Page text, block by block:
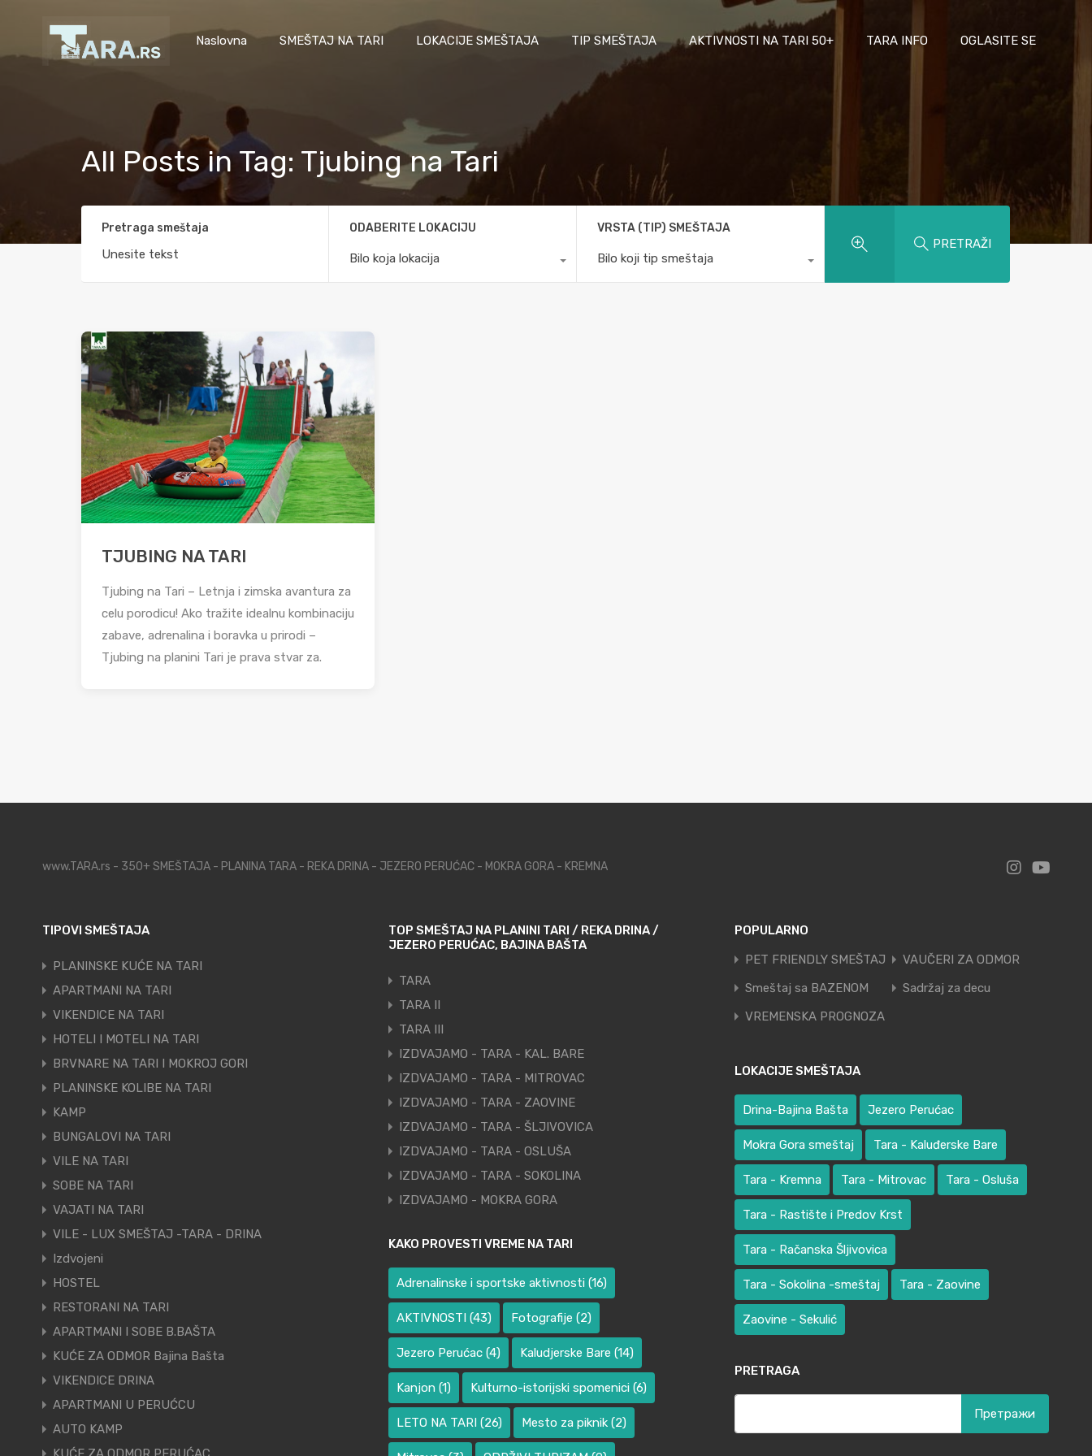
Naslovna SMEŠTAJ NA TARI LOKACIJE SMEŠTAJA TIP SMEŠTAJA AKTIVNOSTI NA TARI 50+ TARA INFO OGLASITE SE
All Posts in Tag: Tjubing na Tari
Pretraga smeštaja ODABERITE LOKACIJU
Bilo koja lokacija
VRSTA (TIP) SMEŠTAJA
Bilo koji tip smeštaja
PRETRAŽI
TJUBING NA TARI
Tjubing na Tari – Letnja i zimska avantura za
celu porodicu! Ako tražite idealnu kombinaciju
zabave, adrenalina i boravka u prirodi –
Tjubing na planini Tari je prava stvar za.
www.TARA.rs - 350+ SMEŠTAJA - PLANINA TARA - REKA DRINA - JEZERO PERUĆAC - MOKRA GORA - KREMNA
TIPOVI SMEŠTAJA
PLANINSKE KUĆE NA TARI
APARTMANI NA TARI
VIKENDICE NA TARI
HOTELI I MOTELI NA TARI
BRVNARE NA TARI I MOKROJ GORI
PLANINSKE KOLIBE NA TARI
KAMP
BUNGALOVI NA TARI
VILE NA TARI
SOBE NA TARI
VAJATI NA TARI
VILE - LUX SMEŠTAJ -TARA - DRINA
Izdvojeni
HOSTEL
RESTORANI NA TARI
APARTMANI I SOBE B.BAŠTA
KUĆE ZA ODMOR Bajina Bašta
VIKENDICE DRINA
APARTMANI U PERUĆCU
AUTO KAMP
TOP SMEŠTAJ NA PLANINI TARI / REKA DRINA /
JEZERO PERUĆAC, BAJINA BAŠTA
TARA
TARA II
TARA III
IZDVAJAMO - TARA - KAL. BARE
IZDVAJAMO - TARA - MITROVAC
IZDVAJAMO - TARA - ZAOVINE
IZDVAJAMO - TARA - ŠLJIVOVICA
IZDVAJAMO - TARA - OSLUŠA
IZDVAJAMO - TARA - SOKOLINA
IZDVAJAMO - MOKRA GORA
KAKO PROVESTI VREME NA TARI
Adrenalinske i sportske aktivnosti (16)
AKTIVNOSTI (43) Fotografije (2)
Jezero Perućac (4) Kaludjerske Bare (14)
Kanjon (1) Kulturno-istorijski spomenici (6)
LETO NA TARI (26) Mesto za piknik (2)
POPULARNO
PET FRIENDLY SMEŠTAJ
VAUČERI ZA ODMOR
Smeštaj sa BAZENOM
Sadržaj za decu
VREMENSKA PROGNOZA
LOKACIJE SMEŠTAJA
Drina-Bajina Bašta Jezero Perućac
Mokra Gora smeštaj Tara - Kaluđerske Bare
Tara - Kremna Tara - Mitrovac Tara - Osluša
Tara - Rastište i Predov Krst
Tara - Račanska Šljivovica
Tara - Sokolina -smeštaj Tara - Zaovine
Zaovine - Sekulić
PRETRAGA
за: